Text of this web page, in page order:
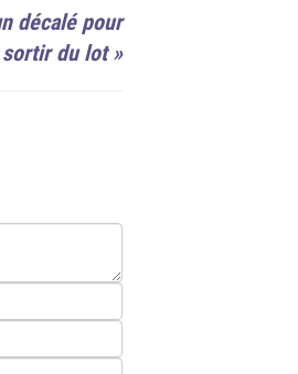
décalé pour
sortir du lot»